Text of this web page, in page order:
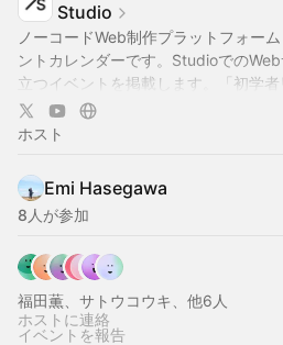
Studio
ノーコードWeb制作プラットフォー
ントカレンダーです。Studioでの
立つイベントを掲載します。「初学
り込み表示も可能です。公式YouTube
す →https://www.youtube.com/
ホスト
Emi Hasegawa
8人が参加
福田薫、サトウコウキ、他6人
ホストに連絡
イベントを報告